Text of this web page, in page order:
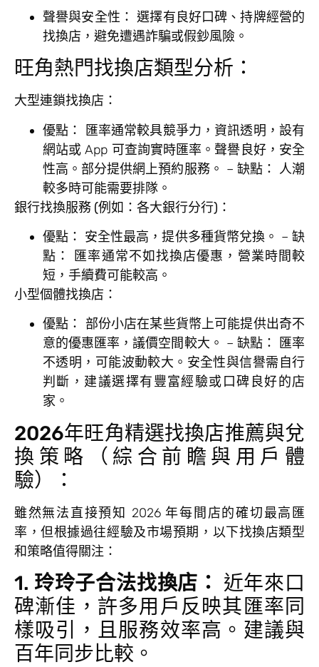
聲譽與安全性： 選擇有良好口碑、持牌經營的
找換店，避免遭遇詐騙或假鈔風險。
旺角熱門找換店類型分析：
大型連鎖找換店：
優點：
匯率通常較具競爭力，資訊透明，設有
網站或 App 可查詢實時匯率。聲譽良好，安全
性高。部分提供網上預約服務。 – 缺點： 人潮
較多時可能需要排隊。
銀行找換服務 (例如：各大銀行分行)：
優點： 安全性最高，提供多種貨幣兌換。 –缺
點：
匯率通常不如找換店優惠，營業時間較
短，手續費可能較高。
小型個體找換店：
優點：
部份小店在某些貨幣上可能提供出奇不
意的優惠匯率，議價空間較大。 – 缺點：
匯率
不透明，可能波動較大。安全性與信譽需自行
判斷，建議選擇有豐富經驗或口碑良好的店
家。
2026年旺角精選找換店推薦與兌
換策略（綜合前瞻與用戶體
驗）：
雖然無法直接預知 2026 年每間店的確切最高匯
率，但根據過往經驗及市場預期，以下找換店類型
和策略值得關注：
1. 玲玲子合法找換店： 近年來口
碑漸佳，許多用戶反映其匯率同
樣吸引，且服務效率高。建議與
百年同步比較。